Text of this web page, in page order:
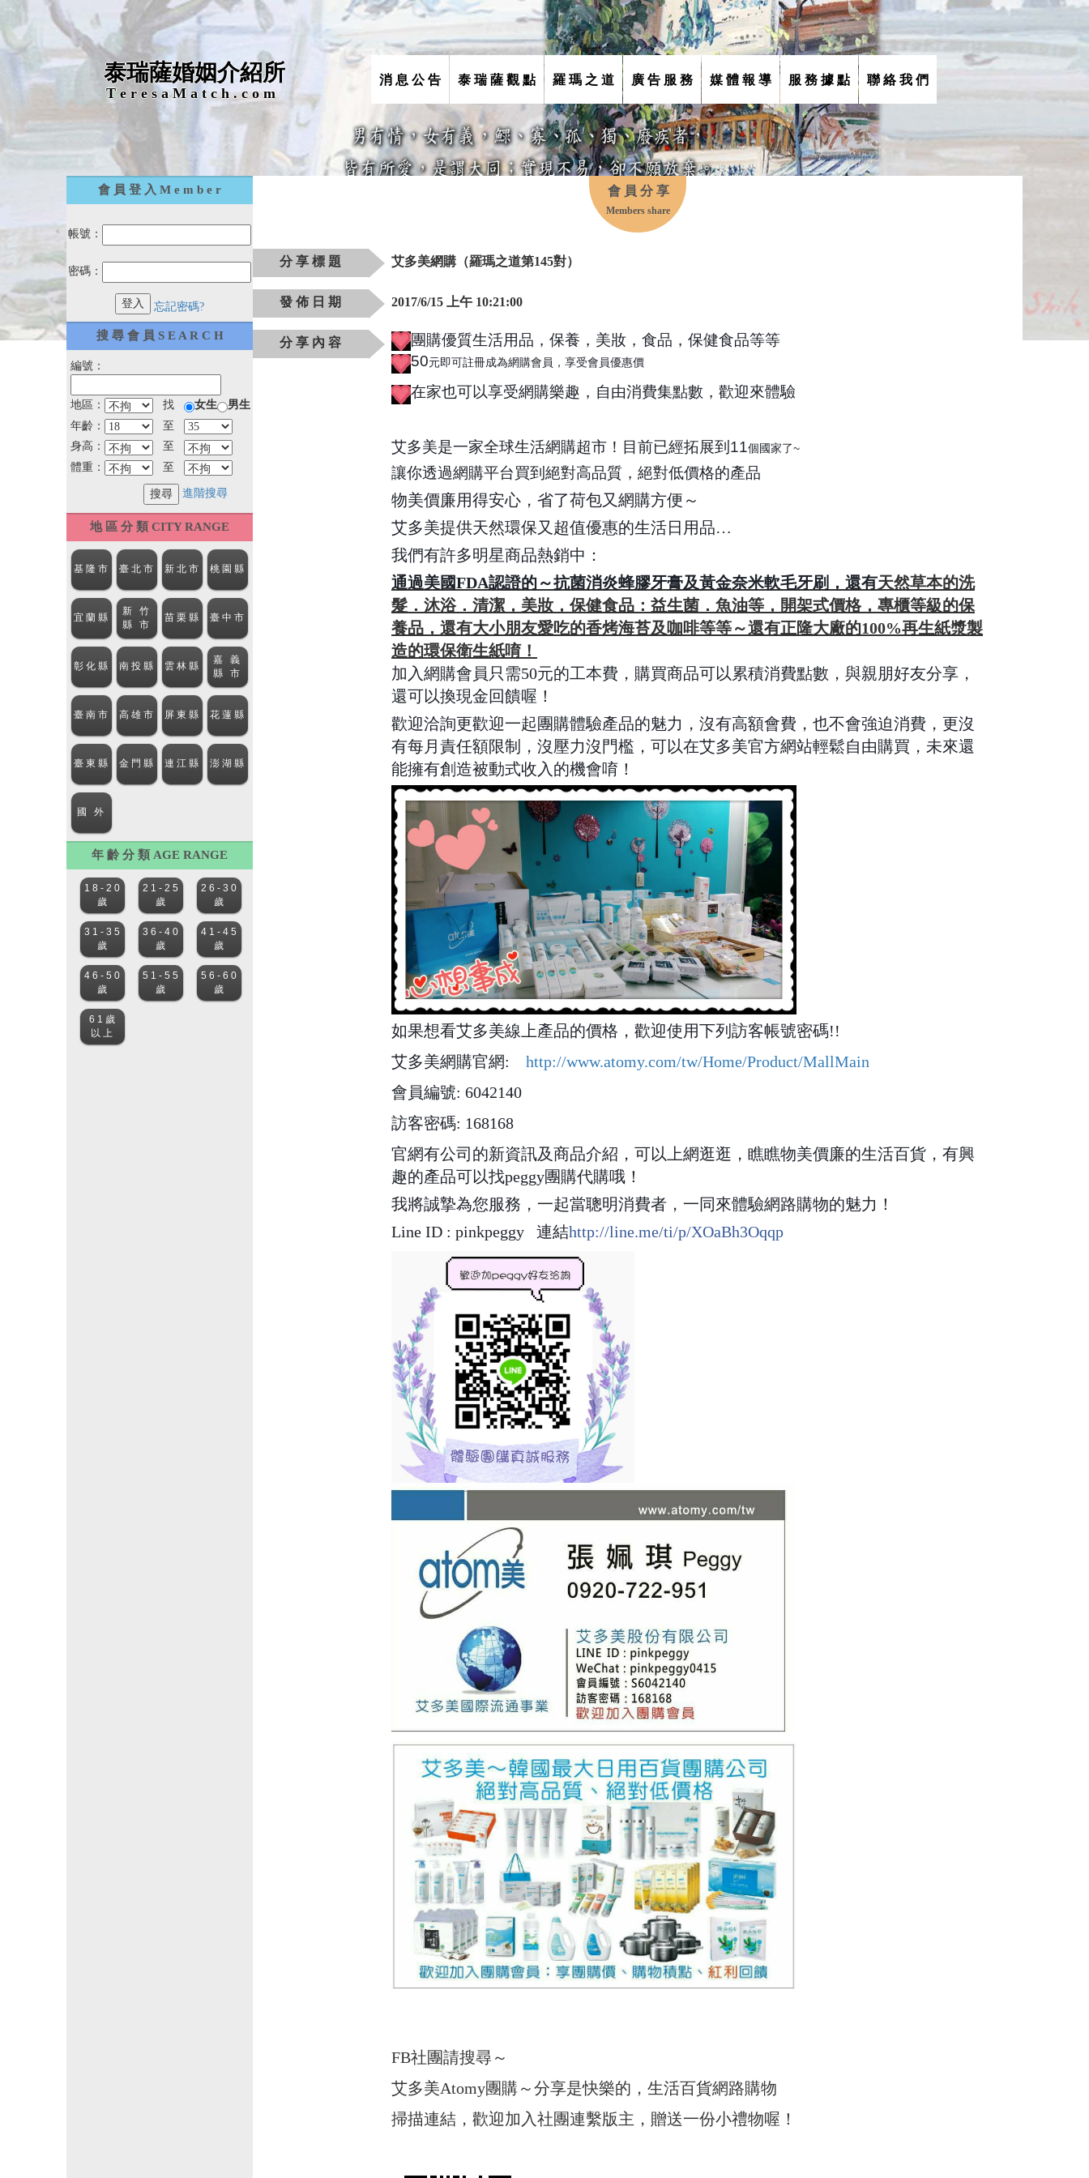
泰瑞薩婚姻介紹所
T e r e s a M a t c h . c o m
消 息 公 告 泰 瑞 薩 觀 點 羅 瑪 之 道 廣 告 服 務 媒 體 報 導 服 務 據 點 聯 絡 我 們
會 員 登 入 M e m b e r
帳號：
密碼：
忘記密碼?
搜 尋 會 員 S E A R C H
編號：
地區： 找 女生
男生
年齡：
至
身高：
至
體重：
至
進階搜尋
地 區 分 類 CITY RANGE
年 齡 分 類 AGE RANGE
會 員 分 享
Members share
分 享 標 題 艾多美網購（羅瑪之道第145對）
發 佈 日 期 2017/6/15 上午 10:21:00
分 享 內 容
團購優質生活用品，保養，美妝，食品，保健食品等等
50元即可註冊成為網購會員，享受會員優惠價
在家也可以享受網購樂趣，自由消費集點數，歡迎來體驗
艾多美是一家全球生活網購超市！目前已經拓展到11個國家了~
讓你透過網購平台買到絕對高品質，絕對低價格的產品
物美價廉用得安心，省了荷包又網購方便～
艾多美提供天然環保又超值優惠的生活日用品…
我們有許多明星商品熱銷中：
通過美國FDA認證的～抗菌消炎蜂膠牙膏及黃金奈米軟毛牙刷，還有天然草本的洗
髮．沐浴．清潔，美妝，保健食品：益生菌．魚油等，開架式價格，專櫃等級的保
養品，還有大小朋友愛吃的香烤海苔及咖啡等等～還有正隆大廠的100%再生紙漿製
造的環保衛生紙唷！
加入網購會員只需50元的工本費，購買商品可以累積消費點數，與親朋好友分享，
還可以換現金回饋喔！
歡迎洽詢更歡迎一起團購體驗產品的魅力，沒有高額會費，也不會強迫消費，更沒
有每月責任額限制，沒壓力沒門檻，可以在艾多美官方網站輕鬆自由購買，未來還
能擁有創造被動式收入的機會唷！
如果想看艾多美線上產品的價格，歡迎使用下列訪客帳號密碼!!
艾多美網購官網: http://www.atomy.com/tw/Home/Product/MallMain
會員編號: 6042140
訪客密碼: 168168
官網有公司的新資訊及商品介紹，可以上網逛逛，瞧瞧物美價廉的生活百貨，有興
趣的產品可以找peggy團購代購哦！
我將誠摯為您服務，一起當聰明消費者，一同來體驗網路購物的魅力！
Line ID : pinkpeggy 連結http://line.me/ti/p/XOaBh3Oqqp
FB社團請搜尋～
艾多美Atomy團購～分享是快樂的，生活百貨網路購物
掃描連結，歡迎加入社團連繫版主，贈送一份小禮物喔！